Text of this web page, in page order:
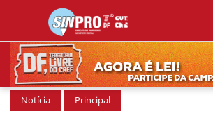
Notícia Principal